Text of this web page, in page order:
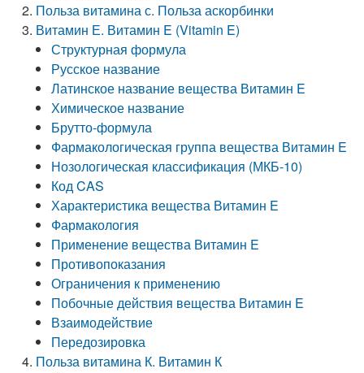
Польза витамина с. Польза аскорбинки
Витамин Е. Витамин E (Vitamin E)
Структурная формула
Русское название
Латинское название вещества Витамин E
Химическое название
Брутто-формула
Фармакологическая группа вещества Витамин E
Нозологическая классификация (МКБ-10)
Код CAS
Характеристика вещества Витамин E
Фармакология
Применение вещества Витамин E
Противопоказания
Ограничения к применению
Побочные действия вещества Витамин E
Взаимодействие
Передозировка
Польза витамина К. Витамин К